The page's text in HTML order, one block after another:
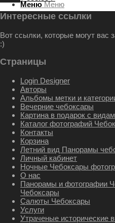
Меню Меню
Интересные ссылки
Вот ссылки, которые могут вас
:)
Страницы
Login Designer
Авторы
Альбомы метки и
Вечерние чебоксары
Картина в подарок с
Каталог фотографий
Контакты
Корзина
Летний вид Панорамы
Личный кабинет
Ночные Чебоксары
О нас
Панорамы и фотографии
Чебоксары
Салюты Чебоксары
Услуги
Утраченые исторические